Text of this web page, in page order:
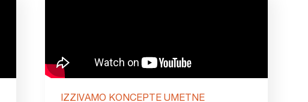
IZZIVAMO KONCEPTE UMETNE